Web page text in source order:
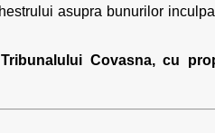
asupra bunurilor
Covasna, cu